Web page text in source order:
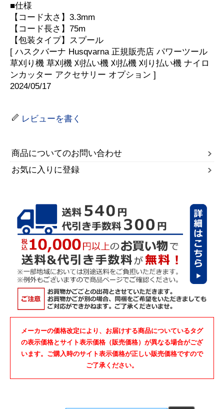
■仕様
【コード太さ】3.3mm
【コード長さ】75m
【包装タイプ】スプール
[ ハスクバーナ Husqvarna 正規販売店 パワーツール
草刈り機 草刈機 刈払い機 刈払機 刈り払い機 ナイロ
ンカッター アクセサリー オプション ]
2024/05/17
レビューを書く
商品についてのお問い合わせ
お気に入りに登録
メーカーの価格改定により、お届けする商品についているタグ
の表示価格とサイト表示価格（販売価格）が異なる場合がござ
います。ご購入時のサイト表示価格が正しい販売価格ですので
ご了承ください。